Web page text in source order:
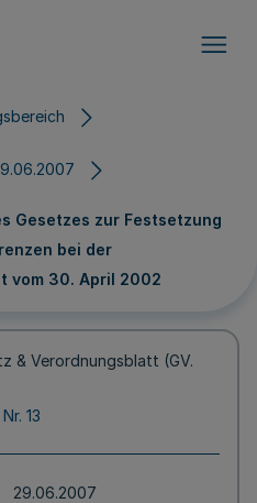
Gesetzes zur Festsetzung
bei der
vom 30. April 2002
& Verordnungsblatt (GV.
13
29.06.2007